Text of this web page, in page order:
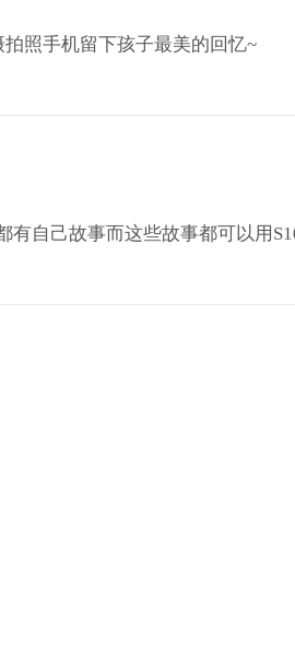
拍照手机留下孩子最美的回忆~
有自己故事而这些故事都可以用